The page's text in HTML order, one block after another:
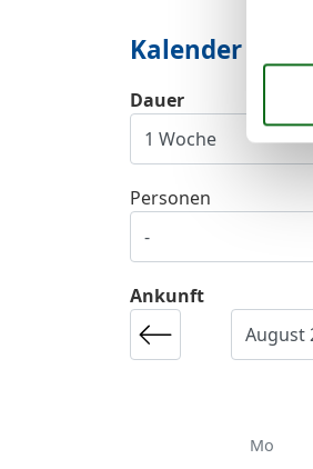
Kalender
Ankunft
Mo
Dauer
Personen